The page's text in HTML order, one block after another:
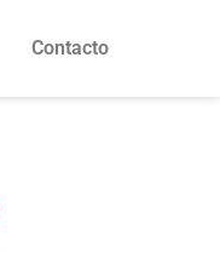
Contacto